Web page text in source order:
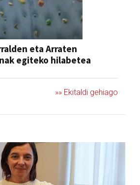
eta Arraten
egiteko hilabetea
»» Ekitaldi gehiago